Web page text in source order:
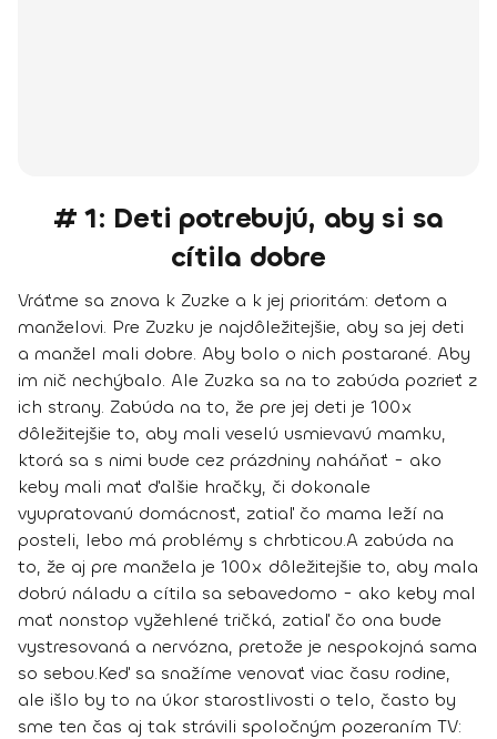
# 1: Deti potrebujú, aby si sa
cítila dobre
Vráťme sa znova k Zuzke a k jej prioritám: deťom a
manželovi. Pre Zuzku je najdôležitejšie, aby sa jej deti
a manžel mali dobre. Aby bolo o nich postarané. Aby
im nič nechýbalo. Ale Zuzka sa na to zabúda pozrieť z
ich strany. Zabúda na to, že pre jej deti je 100x
dôležitejšie to, aby mali veselú usmievavú mamku,
ktorá sa s nimi bude cez prázdniny naháňať - ako
keby mali mať ďalšie hračky, či dokonale
vyupratovanú domácnosť, zatiaľ čo mama leží na
posteli, lebo má problémy s chrbticou.A zabúda na
to, že aj pre manžela je 100x dôležitejšie to, aby mala
dobrú náladu a cítila sa sebavedomo - ako keby mal
mať nonstop vyžehlené tričká, zatiaľ čo ona bude
vystresovaná a nervózna, pretože je nespokojná sama
so sebou.Keď sa snažíme venovať viac času rodine,
ale išlo by to na úkor starostlivosti o telo, často by
sme ten čas aj tak strávili spoločným pozeraním TV: